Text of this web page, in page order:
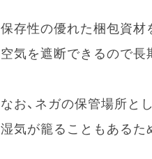
保存性の優れた梱包資材
空気を遮断できるので長
なお、ネガの保管場所と
湿気が籠ることもあるた